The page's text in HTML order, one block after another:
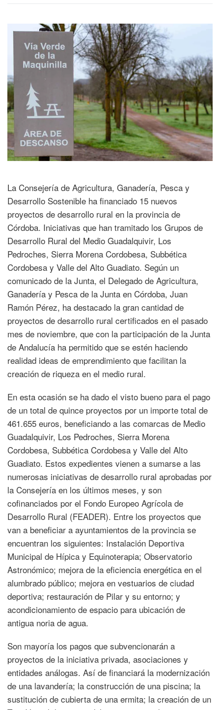
La Consejería de Agricultura, Ganadería, Pesca y
Desarrollo Sostenible ha financiado 15 nuevos
proyectos de desarrollo rural en la provincia de
Córdoba. Iniciativas que han tramitado los Grupos de
Desarrollo Rural del Medio Guadalquivir, Los
Pedroches, Sierra Morena Cordobesa, Subbética
Cordobesa y Valle del Alto Guadiato. Según un
comunicado de la Junta, el Delegado de Agricultura,
Ganadería y Pesca de la Junta en Córdoba, Juan
Ramón Pérez, ha destacado la gran cantidad de
proyectos de desarrollo rural certificados en el pasado
mes de noviembre, que con la participación de la Junta
de Andalucía ha permitido que se estén haciendo
realidad ideas de emprendimiento que facilitan la
creación de riqueza en el medio rural.
En esta ocasión se ha dado el visto bueno para el pago
de un total de quince proyectos por un importe total de
461.655 euros, beneficiando a las comarcas de Medio
Guadalquivir, Los Pedroches, Sierra Morena
Cordobesa, Subbética Cordobesa y Valle del Alto
Guadiato. Estos expedientes vienen a sumarse a las
numerosas iniciativas de desarrollo rural aprobadas por
la Consejería en los últimos meses, y son
cofinanciados por el Fondo Europeo Agrícola de
Desarrollo Rural (FEADER). Entre los proyectos que
van a beneficiar a ayuntamientos de la provincia se
encuentran los siguientes: Instalación Deportiva
Municipal de Hípica y Equinoterapia; Observatorio
Astronómico; mejora de la eficiencia energética en el
alumbrado público; mejora en vestuarios de ciudad
deportiva; restauración de Pilar y su entorno; y
acondicionamiento de espacio para ubicación de
antigua noria de agua.
Son mayoría los pagos que subvencionarán a
proyectos de la iniciativa privada, asociaciones y
entidades análogas. Así de financiará la modernización
de una lavandería; la construcción de una piscina; la
sustitución de cubierta de una ermita; la creación de un